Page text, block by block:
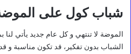
شباب كول على
الموضة لا تنتهي و كل عام جديد يأتي لنا
الشباب بدون تفكير، قد تكون مناسبة و